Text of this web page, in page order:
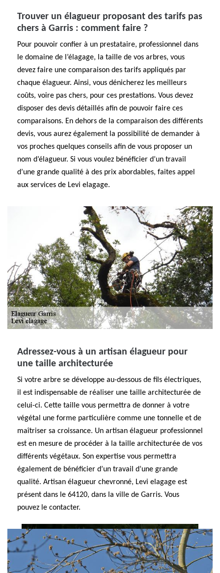
Trouver un élagueur proposant des tarifs pas
chers à Garris : comment faire ?
Pour pouvoir confier à un prestataire, professionnel dans
le domaine de l’élagage, la taille de vos arbres, vous
devez faire une comparaison des tarifs appliqués par
chaque élagueur. Ainsi, vous dénicherez les meilleurs
coûts, voire pas chers, pour ces prestations. Vous devez
disposer des devis détaillés afin de pouvoir faire ces
comparaisons. En dehors de la comparaison des différents
devis, vous aurez également la possibilité de demander à
vos proches quelques conseils afin de vous proposer un
nom d’élagueur. Si vous voulez bénéficier d’un travail
d’une grande qualité à des prix abordables, faites appel
aux services de Levi elagage.
Adressez-vous à un artisan élagueur pour
une taille architecturée
Si votre arbre se développe au-dessous de fils électriques,
il est indispensable de réaliser une taille architecturée de
celui-ci. Cette taille vous permettra de donner à votre
végétal une forme particulière comme une tonnelle et de
maîtriser sa croissance. Un artisan élagueur professionnel
est en mesure de procéder à la taille architecturée de vos
différents végétaux. Son expertise vous permettra
également de bénéficier d’un travail d’une grande
qualité. Artisan élagueur chevronné, Levi elagage est
présent dans le 64120, dans la ville de Garris. Vous
pouvez le contacter.